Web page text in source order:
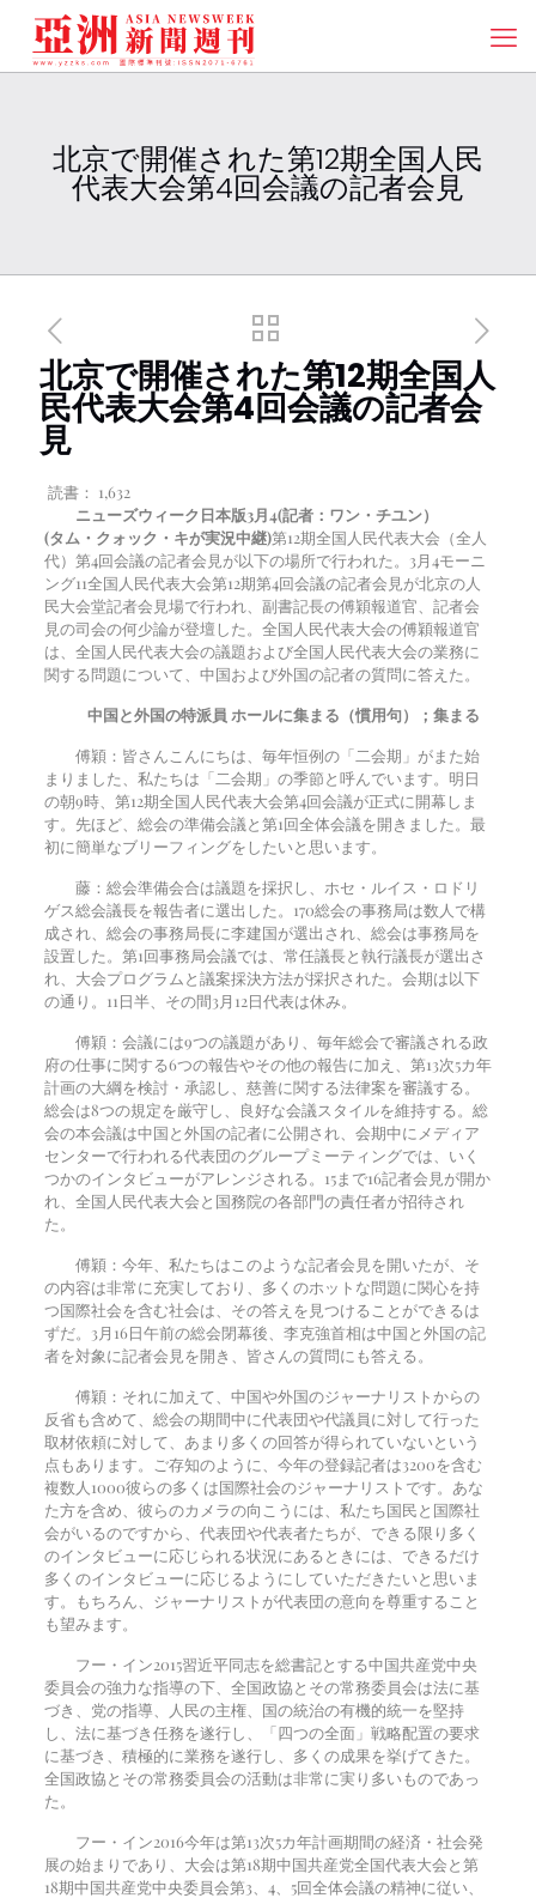
北京で開催された第12期全国人民
代表大会第4回会議の記者会見
北京で開催された第12期全国人
民代表大会第4回会議の記者会
見
読書： 1,632
ニューズウィーク日本版3月4(記者：ワン・チユン）
(タム・クォック・キが実況中継)第12期全国人民代表大会（全人
代）第4回会議の記者会見が以下の場所で行われた。 3月4モーニ
ング11全国人民代表大会第12期第4回会議の記者会見が北京の人
民大会堂記者会見場で行われ、副書記長の傅穎報道官、記者会
見の司会の何少論が登壇した。全国人民代表大会の傅穎報道官
は、全国人民代表大会の議題および全国人民代表大会の業務に
関する問題について、中国および外国の記者の質問に答えた。
中国と外国の特派員 ホールに集まる（慣用句）；集まる
傅穎：皆さんこんにちは、毎年恒例の「二会期」がまた始
まりました、私たちは「二会期」の季節と呼んでいます。明日
の朝9時、第12期全国人民代表大会第4回会議が正式に開幕しま
す。先ほど、総会の準備会議と第1回全体会議を開きました。最
初に簡単なブリーフィングをしたいと思います。
藤：総会準備会合は議題を採択し、ホセ・ルイス・ロドリ
ゲス総会議長を報告者に選出した。 170総会の事務局は数人で構
成され、総会の事務局長に李建国が選出され、総会は事務局を
設置した。第1回事務局会議では、常任議長と執行議長が選出さ
れ、大会プログラムと議案採決方法が採択された。会期は以下
の通り。 11日半、その間3月 12日代表は休み。
傅穎：会議には9つの議題があり、毎年総会で審議される政
府の仕事に関する6つの報告やその他の報告に加え、第13次5カ年
計画の大綱を検討・承認し、慈善に関する法律案を審議する。
総会は8つの規定を厳守し、良好な会議スタイルを維持する。総
会の本会議は中国と外国の記者に公開され、会期中にメディア
センターで行われる代表団のグループミーティングでは、いく
つかのインタビューがアレンジされる。 15まで16記者会見が開か
れ、全国人民代表大会と国務院の各部門の責任者が招待され
た。
傅穎：今年、私たちはこのような記者会見を開いたが、そ
の内容は非常に充実しており、多くのホットな問題に関心を持
つ国際社会を含む社会は、その答えを見つけることができるは
ずだ。 3月 16日午前の総会閉幕後、李克強首相は中国と外国の記
者を対象に記者会見を開き、皆さんの質問にも答える。
傅穎：それに加えて、中国や外国のジャーナリストからの
反省も含めて、総会の期間中に代表団や代議員に対して行った
取材依頼に対して、あまり多くの回答が得られていないという
点もあります。ご存知のように、今年の登録記者は3200を含む
複数人 1000彼らの多くは国際社会のジャーナリストです。あな
た方を含め、彼らのカメラの向こうには、私たち国民と国際社
会がいるのですから、代表団や代表者たちが、できる限り多く
のインタビューに応じられる状況にあるときには、できるだけ
多くのインタビューに応じるようにしていただきたいと思いま
す。もちろん、ジャーナリストが代表団の意向を尊重すること
も望みます。
フー・イン2015習近平同志を総書記とする中国共産党中央
委員会の強力な指導の下、全国政協とその常務委員会は法に基
づき、党の指導、人民の主権、国の統治の有機的統一を堅持
し、法に基づき任務を遂行し、「四つの全面」戦略配置の要求
に基づき、積極的に業務を遂行し、多くの成果を挙げてきた。
全国政協とその常務委員会の活動は非常に実り多いものであっ
た。
フー・イン2016今年は第13次5カ年計画期間の経済・社会発
展の始まりであり、大会は第18期中国共産党全国代表大会と第
18期中国共産党中央委員会第3、4、5回全体会議の精神に従い、